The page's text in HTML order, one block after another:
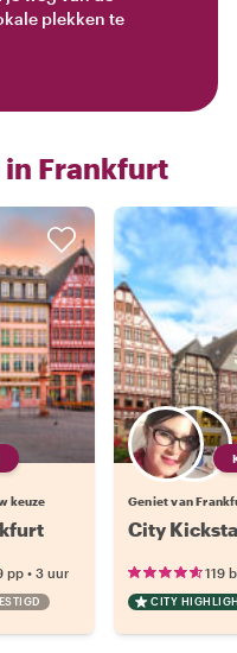
plekken te
Frankfurt
keuze
pp • 3 uur
Geniet van
City
119
CITY